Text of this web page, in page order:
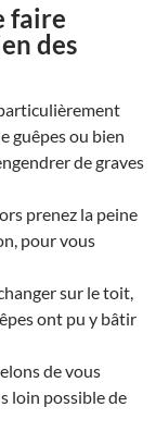
faire
des
guêpes ou bien
de graves
prenez la peine
pour vous
sur le toit,
ont pu y bâtir
de vous
loin possible de